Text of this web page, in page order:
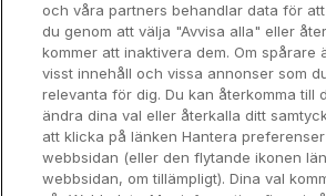
Sydsverige
Om Hotellpremien
Nya hotell
Stadsweekend
och våra partners behandlar data för
du genom att välja "Avvisa alla" eller
kommer att inaktivera dem. Om spårare
visst innehåll och vissa annonser som
relevanta för dig. Du kan återkomma till
ändra dina val eller återkalla ditt
att klicka på länken Hantera
webbsidan (eller den flytande ikonen
webbsidan, om tillämpligt). Dina val